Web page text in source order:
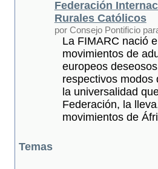
Federación
Rurales Católicos
por Consejo Pontificio
La FIMARC nació
movimientos de
europeos
respectivos modos
la universalidad
Federación, la
movimientos de
Temas